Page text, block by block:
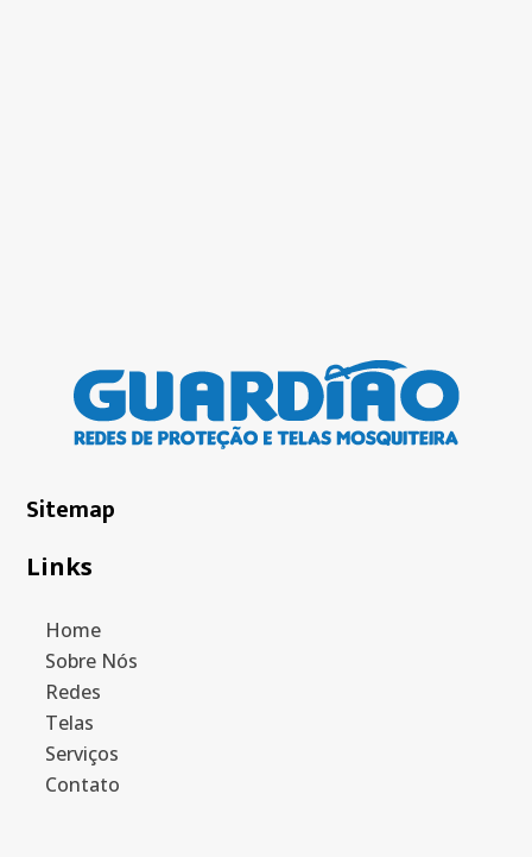
Sitemap
Links
Home
Sobre Nós
Redes
Telas
Serviços
Contato